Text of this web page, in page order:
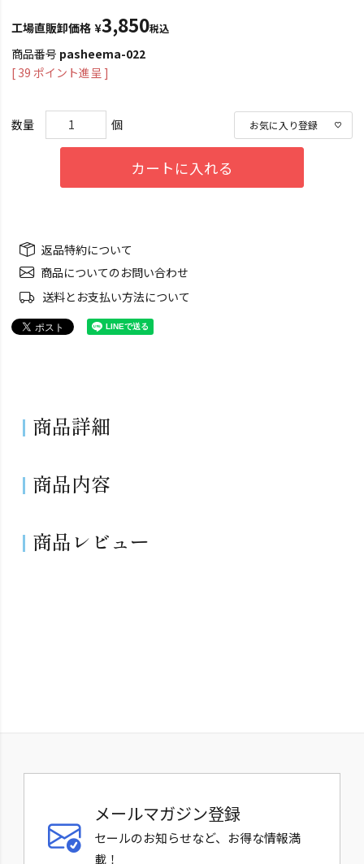
工場直販卸価格 ¥3,850税込
商品番号 pasheema-022
[ 39 ポイント進呈 ]
お気に入り登録
カートに入れる
返品特約について
商品についてのお問い合わせ
送料とお支払い方法について
商品詳細
商品内容
商品レビュー
メールマガジン登録
セールのお知らせなど、お得な情報満
載！